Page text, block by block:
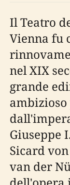
Il Teatro
Vienna fu
nel XIX
grande
Giuseppe
Sicard
van der